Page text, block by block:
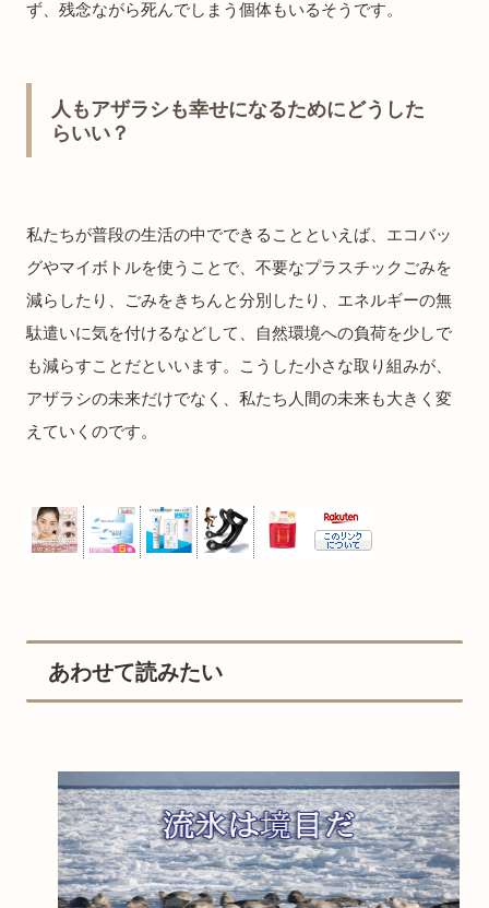
ず、残念ながら死んでしまう個体もいるそうです。
人もアザラシも幸せになるためにどうした
らいい？
私たちが普段の生活の中でできることといえば、エコバッ
グやマイボトルを使うことで、不要なプラスチックごみを
減らしたり、ごみをきちんと分別したり、エネルギーの無
駄遣いに気を付けるなどして、自然環境への負荷を少しで
も減らすことだといいます。こうした小さな取り組みが、
アザラシの未来だけでなく、私たち人間の未来も大きく変
えていくのです。
あわせて読みたい